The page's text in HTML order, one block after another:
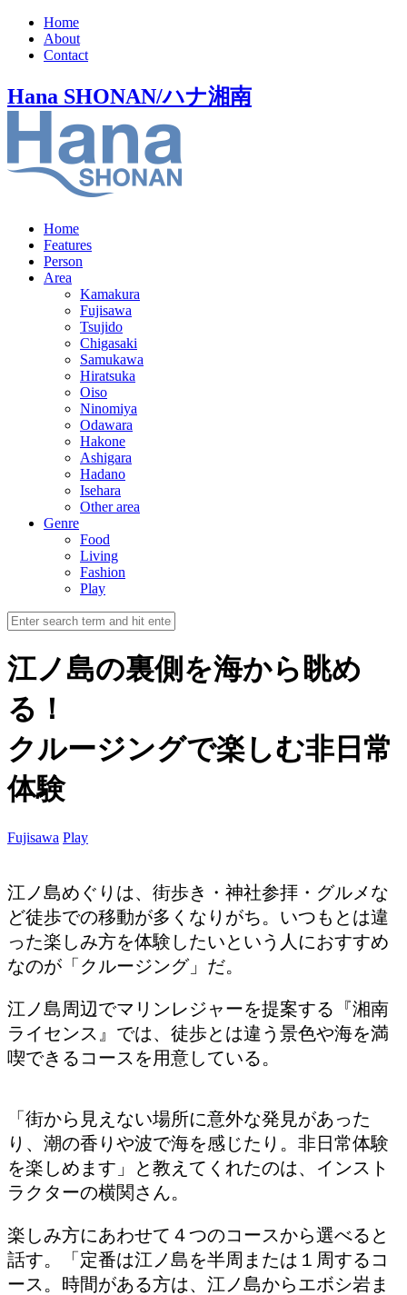
Home
About
Contact
Hana SHONAN/ハナ湘南
Home
Features
Person
Area
Kamakura
Fujisawa
Tsujido
Chigasaki
Samukawa
Hiratsuka
Oiso
Ninomiya
Odawara
Hakone
Ashigara
Hadano
Isehara
Other area
Genre
Food
Living
Fashion
Play
江ノ島の裏側を海から眺め
る！
クルージングで楽しむ非日常
体験
Fujisawa Play
江ノ島めぐりは、街歩き・神社参拝・グルメな
ど徒歩での移動が多くなりがち。いつもとは違
った楽しみ方を体験したいという人におすすめ
なのが「クルージング」だ。
江ノ島周辺でマリンレジャーを提案する『湘南
ライセンス』では、徒歩とは違う景色や海を満
喫できるコースを用意している。
「街から見えない場所に意外な発見があった
り、潮の香りや波で海を感じたり。非日常体験
を楽しめます」と教えてくれたのは、インスト
ラクターの横関さん。
楽しみ方にあわせて４つのコースから選べると
話す。「定番は江ノ島を半周または１周するコ
ース。時間がある方は、江ノ島からエボシ岩ま